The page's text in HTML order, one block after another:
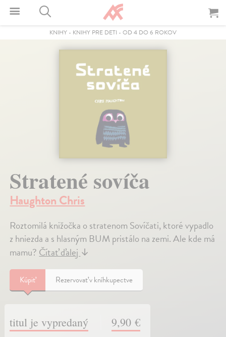
KNIHY - KNIHY PRE DETI - OD 4 DO 6 ROKOV
Stratené sovíča
Haughton Chris
Roztomilá knižočka o stratenom Sovíčati, ktoré vypadlo
z hniezda a s hlasným BUM pristálo na zemi. Ale kde má
mamu? Čítať ďalej ↓
Kúpiť Rezervovať v kníhkupectve
titul je vypredaný 9,90 €